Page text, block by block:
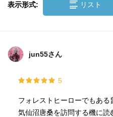
表示形式: リスト
jun55さん
5
フォレストヒーローでもある
気仙沼唐桑を訪問する機に読